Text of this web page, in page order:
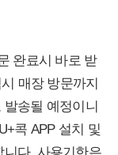
완료시 바로 받
매장 방문까지
송될 예정이니
콕 APP 설치 및